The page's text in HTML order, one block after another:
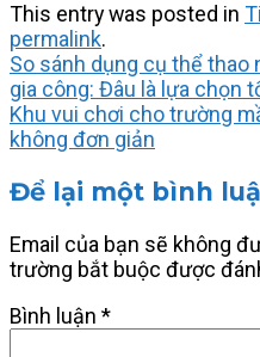
This entry was posted in
permalink.
So sánh dụng cụ thể thao
gia công: Đâu là lựa chọn
Khu vui chơi cho trường
không đơn giản
Để lại một bình
Email của bạn sẽ không
trường bắt buộc được
Bình luận *